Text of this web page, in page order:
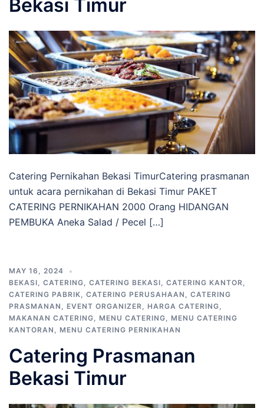
Bekasi Timur
Catering Pernikahan Bekasi TimurCatering prasmanan
untuk acara pernikahan di Bekasi Timur PAKET
CATERING PERNIKAHAN 2000 Orang HIDANGAN
PEMBUKA Aneka Salad / Pecel […]
MAY 16, 2024
BEKASI, CATERING, CATERING BEKASI, CATERING KANTOR,
CATERING PABRIK, CATERING PERUSAHAAN , CATERING
PRASMANAN , EVENT ORGANIZER, HARGA CATERING,
MAKANAN CATERING, MENU CATERING, MENU CATERING
KANTORAN , MENU CATERING PERNIKAHAN
Catering Prasmanan
Bekasi Timur